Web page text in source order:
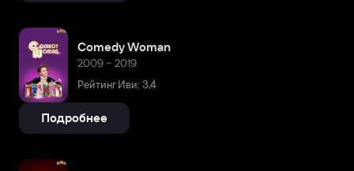
Comedy Woman
2009 – 2019
Рейтинг Иви: 3,4
Подробнее